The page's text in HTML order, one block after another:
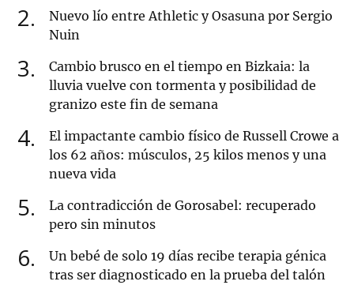
2
Nuevo lío entre Athletic y Osasuna por Sergio
Nuin
3
Cambio brusco en el tiempo en Bizkaia: la
lluvia vuelve con tormenta y posibilidad de
granizo este fin de semana
4
El impactante cambio físico de Russell Crowe a
los 62 años: músculos, 25 kilos menos y una
nueva vida
5
La contradicción de Gorosabel: recuperado
pero sin minutos
6
Un bebé de solo 19 días recibe terapia génica
tras ser diagnosticado en la prueba del talón